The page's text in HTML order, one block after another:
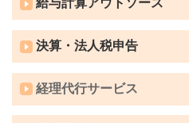
給与計算アウトソース
決算・法人税申告
経理代行サービス